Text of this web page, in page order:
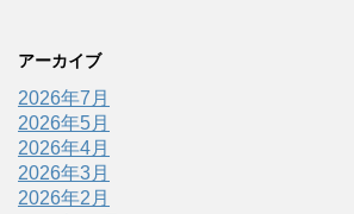
アーカイブ
2026年7月
2026年5月
2026年4月
2026年3月
2026年2月